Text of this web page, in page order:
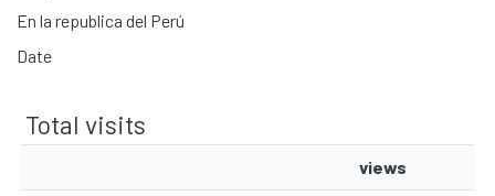
En la republica del Perú
Date
Total visits
views